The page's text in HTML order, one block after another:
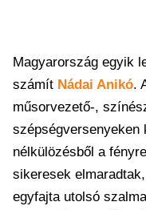
Magyarország egyik
számít Nádai Anikó.
műsorvezető-,
szépségversenyeken
nélkülözésből a
sikeresek
egyfajta utolsó